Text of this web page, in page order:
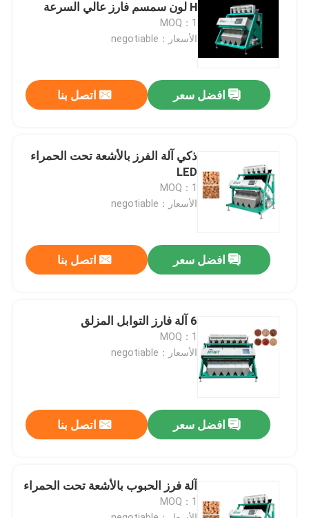
منتجات
معلومات عنا
جولة في المعمل
اتصل بنا
اطلب اقتباس
فارز لون الحبوب
H لون سمسم فارز عالي السرعة
MOQ：1
الأسعار：negotiable
افضل سعر اتصل بنا
ذكي آلة الفرز بالأشعة تحت الحمراء
LED
MOQ：1
الأسعار：negotiable
افضل سعر اتصل بنا
6 آلة فارز التوابل المزلق
MOQ：1
الأسعار：negotiable
افضل سعر اتصل بنا
آلة فرز الحبوب بالأشعة تحت الحمراء
MOQ：1